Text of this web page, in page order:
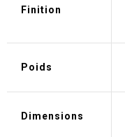
Finition
Poids
Dimensions